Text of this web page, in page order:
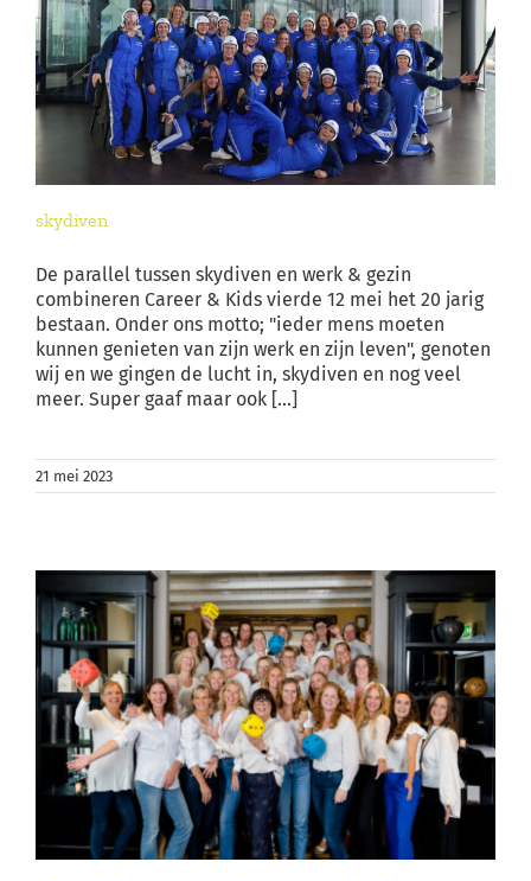
skydiven
De parallel tussen skydiven en werk & gezin
combineren Career & Kids vierde 12 mei het 20 jarig
bestaan. Onder ons motto; "ieder mens moeten
kunnen genieten van zijn werk en zijn leven", genoten
wij en we gingen de lucht in, skydiven en nog veel
meer. Super gaaf maar ook [...]
21 mei 2023